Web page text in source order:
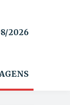
2026